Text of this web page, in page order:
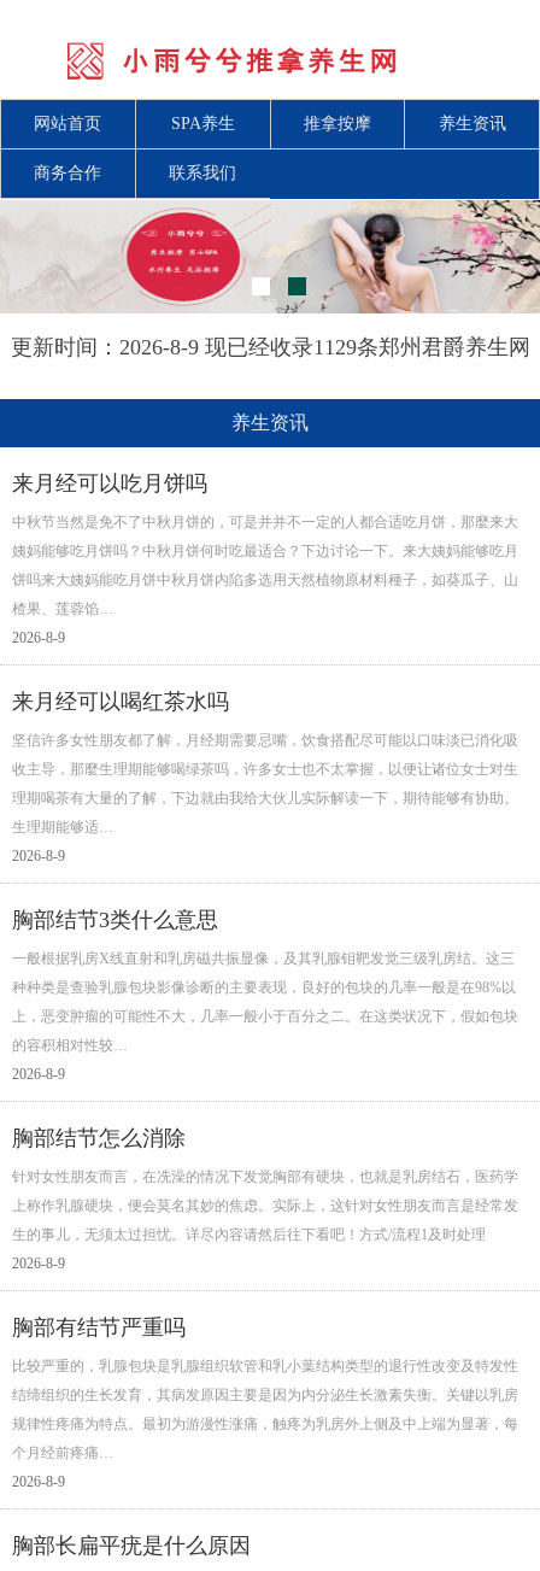
网站首页 SPA养生 推拿按摩 养生资讯
商务合作 联系我们
更新时间：2026-8-9 现已经收录1129条郑州君爵养生网
养生资讯
来月经可以吃月饼吗
中秋节当然是免不了中秋月饼的，可是并并不一定的人都合适吃月饼，那麼来大
姨妈能够吃月饼吗？中秋月饼何时吃最适合？下边讨论一下。来大姨妈能够吃月
饼吗来大姨妈能吃月饼中秋月饼内陷多选用天然植物原材料種子，如葵瓜子、山
楂果、莲蓉馅…
2026-8-9
来月经可以喝红茶水吗
坚信许多女性朋友都了解，月经期需要忌嘴，饮食搭配尽可能以口味淡已消化吸
收主导，那麼生理期能够喝绿茶吗，许多女士也不太掌握，以便让诸位女士对生
理期喝茶有大量的了解，下边就由我给大伙儿实际解读一下，期待能够有协助。
生理期能够适…
2026-8-9
胸部结节3类什么意思
一般根据乳房X线直射和乳房磁共振显像，及其乳腺钼靶发觉三级乳房结。这三
种种类是查验乳腺包块影像诊断的主要表现，良好的包块的几率一般是在98%以
上，恶变肿瘤的可能性不大，几率一般小于百分之二。在这类状况下，假如包块
的容积相对性较…
2026-8-9
胸部结节怎么消除
针对女性朋友而言，在冼澡的情况下发觉胸部有硬块，也就是乳房结石，医药学
上称作乳腺硬块，便会莫名其妙的焦虑。实际上，这针对女性朋友而言是经常发
生的事儿，无须太过担忧。详尽內容请然后往下看吧！方式/流程1及时处理
2026-8-9
胸部有结节严重吗
比较严重的，乳腺包块是乳腺组织软管和乳小葉结构类型的退行性改变及特发性
结缔组织的生长发育，其病发原因主要是因为内分泌生长激素失衡。关键以乳房
规律性疼痛为特点。最初为游漫性涨痛，触疼为乳房外上侧及中上端为显著，每
个月经前疼痛…
2026-8-9
胸部长扁平疣是什么原因